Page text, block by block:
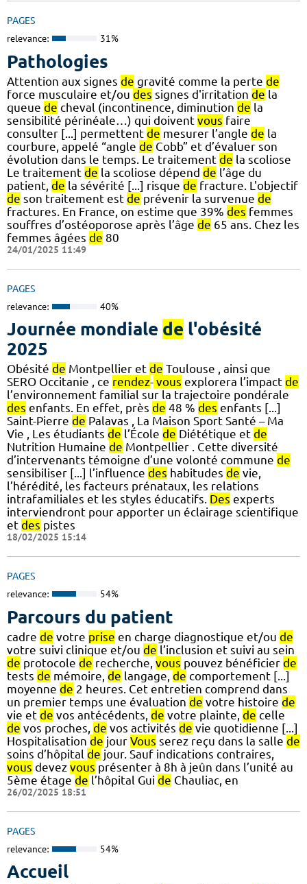
PAGES
relevance: 31%
Pathologies
Attention aux signes de gravité comme la perte de
force musculaire et/ou des signes d'irritation de la
queue de cheval (incontinence, diminution de la
sensibilité périnéale…) qui doivent vous faire
consulter [...] permettent de mesurer l’angle de la
courbure, appelé “angle de Cobb” et d’évaluer son
évolution dans le temps. Le traitement de la scoliose
Le traitement de la scoliose dépend de l’âge du
patient, de la sévérité [...] risque de fracture. L'objectif
de son traitement est de prévenir la survenue de
fractures. En France, on estime que 39% des femmes
souffres d’ostéoporose après l’âge de 65 ans. Chez les
femmes âgées de 80
24/01/2025 11:49
PAGES
relevance: 40%
Journée mondiale de l'obésité
2025
Obésité de Montpellier et de Toulouse , ainsi que
SERO Occitanie , ce rendez- vous explorera l’impact de
l’environnement familial sur la trajectoire pondérale
des enfants. En effet, près de 48 % des enfants [...]
Saint-Pierre de Palavas , La Maison Sport Santé – Ma
Vie , Les étudiants de l’École de Diététique et de
Nutrition Humaine de Montpellier . Cette diversité
d’intervenants témoigne d’une volonté commune de
sensibiliser [...] l’influence des habitudes de vie,
l’hérédité, les facteurs prénataux, les relations
intrafamiliales et les styles éducatifs. Des experts
interviendront pour apporter un éclairage scientifique
et des pistes
18/02/2025 15:14
PAGES
relevance: 54%
Parcours du patient
cadre de votre prise en charge diagnostique et/ou de
votre suivi clinique et/ou de l’inclusion et suivi au sein
de protocole de recherche, vous pouvez bénéficier de
tests de mémoire, de langage, de comportement [...]
moyenne de 2 heures. Cet entretien comprend dans
un premier temps une évaluation de votre histoire de
vie et de vos antécédents, de votre plainte, de celle
de vos proches, de vos activités de vie quotidienne [...]
Hospitalisation de jour Vous serez reçu dans la salle de
soins d’hôpital de jour. Sauf indications contraires,
vous devez vous présenter à 8h à jeûn dans l’unité au
5ème étage de l’hôpital Gui de Chauliac, en
26/02/2025 18:51
PAGES
relevance: 54%
Accueil